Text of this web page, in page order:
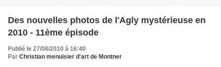
Des nouvelles photos de l'Agly mystérieuse en
2010 - 11ème épisode
Publié le 27/08/2010 à 16:40
Par Christian menuisier d'art de Montner